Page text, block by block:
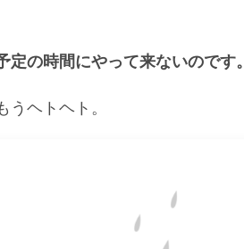
の時間にやって来ないのです。
ヘトヘト。